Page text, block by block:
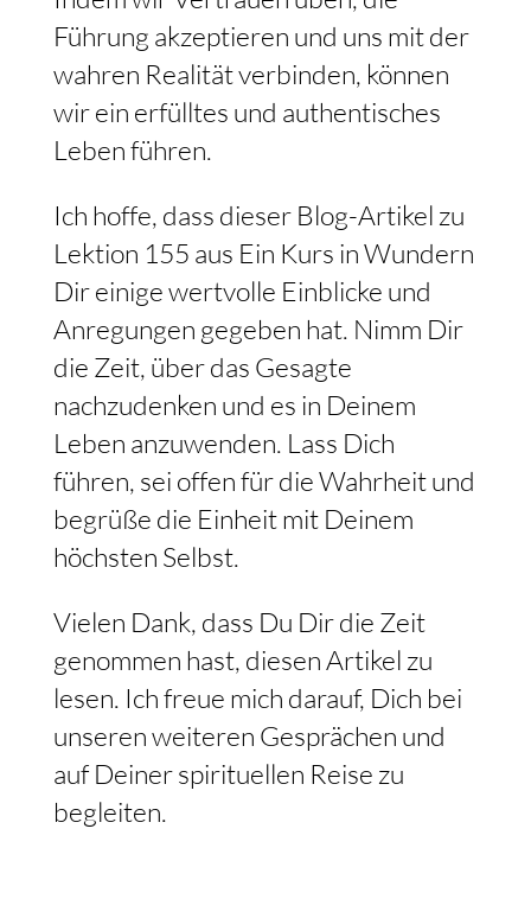
Führung akzeptieren und uns mit der
wahren Realität verbinden, können
wir ein erfülltes und authentisches
Leben führen.
Ich hoffe, dass dieser Blog-Artikel zu
Lektion 155 aus Ein Kurs in Wundern
Dir einige wertvolle Einblicke und
Anregungen gegeben hat. Nimm Dir
die Zeit, über das Gesagte
nachzudenken und es in Deinem
Leben anzuwenden. Lass Dich
führen, sei offen für die Wahrheit und
begrüße die Einheit mit Deinem
höchsten Selbst.
Vielen Dank, dass Du Dir die Zeit
genommen hast, diesen Artikel zu
lesen. Ich freue mich darauf, Dich bei
unseren weiteren Gesprächen und
auf Deiner spirituellen Reise zu
begleiten.